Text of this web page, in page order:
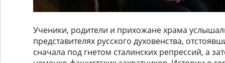
Ученики, родители и прихожане храма
представителях русского духовенства,
сначала под гнетом сталинских репрессий, а